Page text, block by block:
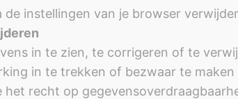
instellingen van je browser
in te zien, te corrigeren of te
in te trekken of bezwaar te
recht op